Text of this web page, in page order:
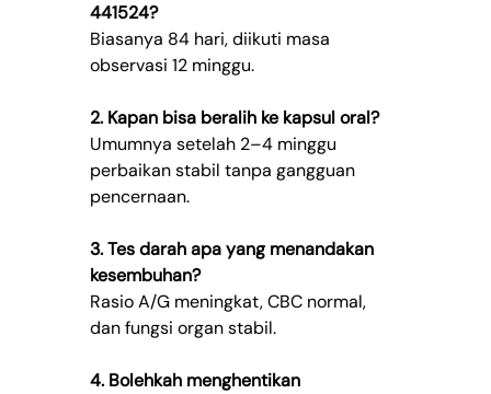
441524?
Biasanya 84 hari, diikuti masa
observasi 12 minggu.
2. Kapan bisa beralih ke kapsul oral?
Umumnya setelah 2–4 minggu
perbaikan stabil tanpa gangguan
pencernaan.
3. Tes darah apa yang menandakan
kesembuhan?
Rasio A/G meningkat, CBC normal,
dan fungsi organ stabil.
4. Bolehkah menghentikan